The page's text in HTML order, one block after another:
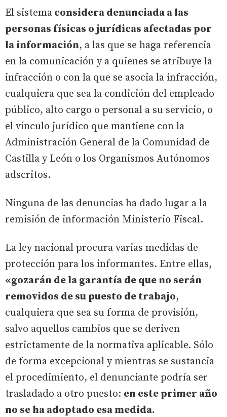
El sistema considera denunciada a las
personas físicas o jurídicas afectadas por
la información, a las que se haga referencia
en la comunicación y a quienes se atribuye la
infracción o con la que se asocia la infracción,
cualquiera que sea la condición del empleado
público, alto cargo o personal a su servicio, o
el vínculo jurídico que mantiene con la
Administración General de la Comunidad de
Castilla y León o los Organismos Autónomos
adscritos.
Ninguna de las denuncias ha dado lugar a la
remisión de información Ministerio Fiscal.
La ley nacional procura varias medidas de
protección para los informantes. Entre ellas,
«gozarán de la garantía de que no serán
removidos de su puesto de trabajo,
cualquiera que sea su forma de provisión,
salvo aquellos cambios que se deriven
estrictamente de la normativa aplicable. Sólo
de forma excepcional y mientras se sustancia
el procedimiento, el denunciante podría ser
trasladado a otro puesto: en este primer año
no se ha adoptado esa medida.